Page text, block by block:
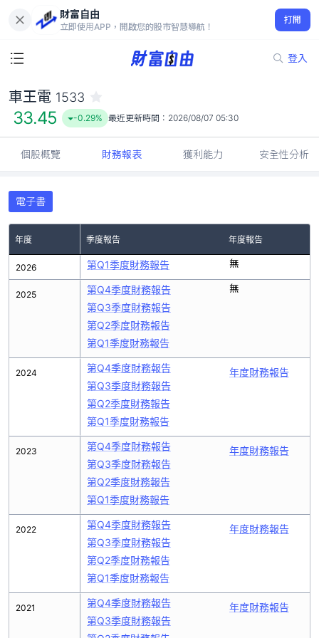
財富自由
立即使用APP，開啟您的股市智慧導航！
打開
登入
33.45
-0.29%
車王電 1533
33.45 -0.29% 最近更新時間： 2026/08/07 05:30
個股概覽 財務報表 獲利能力 安全性分析
電子書
年度 季度報告 年度報告
2026
2025
2024
2023
2022
2021
第Q1季度財務報告 無
第Q4季度財務報告
第Q3季度財務報告
第Q2季度財務報告
第Q1季度財務報告
無
第Q4季度財務報告
第Q3季度財務報告
第Q2季度財務報告
第Q1季度財務報告
年度財務報告
第Q4季度財務報告
第Q3季度財務報告
第Q2季度財務報告
第Q1季度財務報告
年度財務報告
第Q4季度財務報告
第Q3季度財務報告
第Q2季度財務報告
第Q1季度財務報告
年度財務報告
第Q4季度財務報告
第Q3季度財務報告
年度財務報告